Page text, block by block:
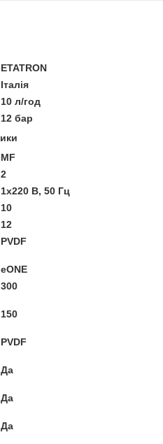
ETATRON
Італія
10 л/год
12 бар
MF
2
1х220 В, 50 Гц
10
12
PVDF
eONE
300
150
PVDF
Да
Да
Да